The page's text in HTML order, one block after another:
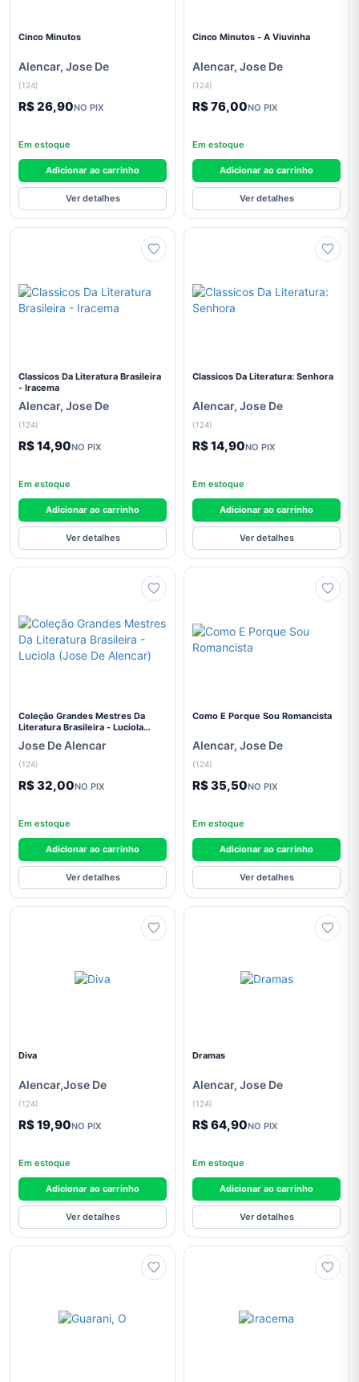
Educação
Engenharia
Ensino
Esoterismo
Esportes
E Lazer
Ficção
Geografia
Mangás
Infantil
Informática
Jogos e
Passatempos
Jordan
Peterson
Leon
Literatura
Literatura
Brasileira
Literatura
Infantil
Literatura
Infanto
Medicina
Política
Pré-
Venda
Venda
> Artes
Cultura
Venda
|| Artes
Cultura
Psicologia
Cinco Minutos
Alencar, Jose De
(124)
R$ 26,90NO PIX
Em estoque
Adicionar ao carrinho
Ver detalhes
Cinco Minutos - A Viuvinha
Alencar, Jose De
(124)
R$ 76,00NO PIX
Em estoque
Adicionar ao carrinho
Ver detalhes
Classicos Da Literatura Brasileira
- Iracema
Alencar, Jose De
(124)
R$ 14,90NO PIX
Em estoque
Adicionar ao carrinho
Ver detalhes
Classicos Da Literatura: Senhora
Alencar, Jose De
(124)
R$ 14,90NO PIX
Em estoque
Adicionar ao carrinho
Ver detalhes
Coleção Grandes Mestres Da
Literatura Brasileira - Luciola
Jose De Alencar
(124)
R$ 32,00NO PIX
Em estoque
Adicionar ao carrinho
Ver detalhes
Como E Porque Sou Romancista
Alencar, Jose De
(124)
R$ 35,50NO PIX
Em estoque
Adicionar ao carrinho
Ver detalhes
Diva
Alencar,Jose De
(124)
R$ 19,90NO PIX
Em estoque
Adicionar ao carrinho
Ver detalhes
Dramas
Alencar, Jose De
(124)
R$ 64,90NO PIX
Em estoque
Adicionar ao carrinho
Ver detalhes